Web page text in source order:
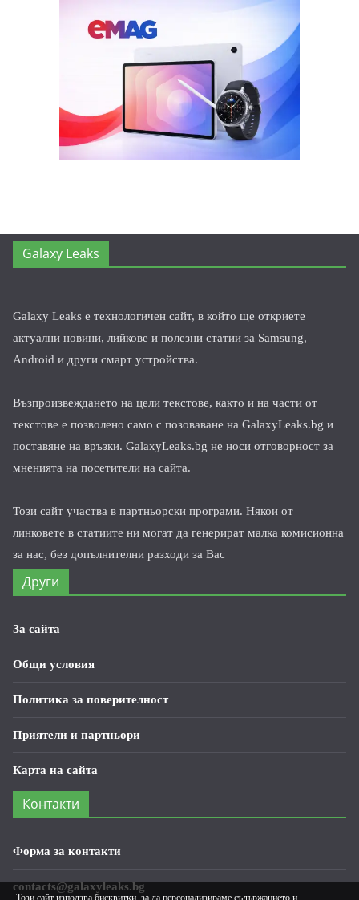
Galaxy Leaks
Galaxy Leaks е технологичен сайт, в който ще откриете
актуални новини, лийкове и полезни статии за Samsung,
Android и други смарт устройства.
Възпроизвеждането на цели текстове, както и на части от
текстове е позволено само с позоваване на GalaxyLeaks.bg и
поставяне на връзки. GalaxyLeaks.bg не носи отговорност за
мненията на посетители на сайта.
Този сайт участва в партньорски програми. Някои от
линковете в статиите ни могат да генерират малка комисионна
за нас, без допълнителни разходи за Вас
Други
За сайта
Общи условия
Политика за поверителност
Приятели и партньори
Карта на сайта
Контакти
Форма за контакти
contacts@galaxyleaks.bg
Този сайт използва бисквитки, за да персонализираме съдържанието и